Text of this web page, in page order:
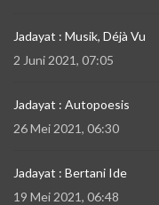
Jadayat : Musik, Déjà Vu
2 Juni 2021, 07:05
Jadayat : Autopoesis
26 Mei 2021, 06:30
Jadayat : Bertani Ide
19 Mei 2021, 06:48